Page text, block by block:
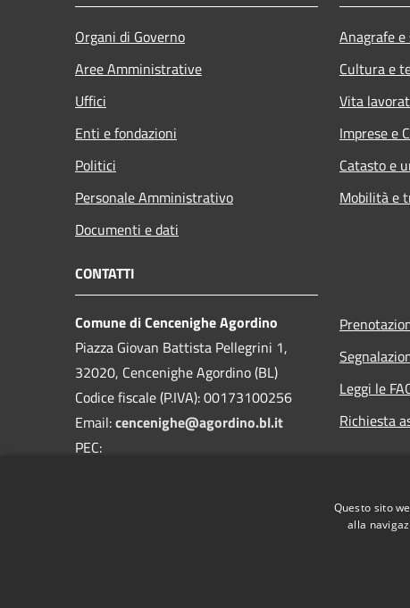
Organi di Governo
Aree Amministrative
Uffici
Enti e fondazioni
Politici
Personale Amministrativo
Documenti e dati
Anagrafe
Cultura e
Vita
Imprese e
Catasto e
Mobilità e
CONTATTI
Comune di Cencenighe Agordino
Piazza Giovan Battista Pellegrini 1,
32020, Cencenighe Agordino (BL)
Codice fiscale (P.IVA): 00173100256
Email:cencenighe@agordino.bl.it
PEC:
Leggi le
Richiesta
Questo sito
alla